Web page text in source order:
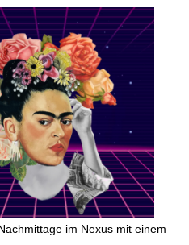
im Nexus mit einem